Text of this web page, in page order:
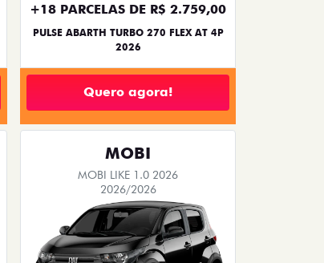
+18 PARCELAS DE R$ 2.759,00
PULSE ABARTH TURBO 270 FLEX AT 4P
2026
Quero agora!
MOBI
MOBI LIKE 1.0 2026
2026/2026